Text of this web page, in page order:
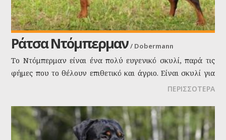
Ράτσα Ντόμπερμαν /Dobermann
Το Ντόμπερμαν είναι ένα πολύ ευγενικό σκυλί, παρά τις
φήμες που το θέλουν επιθετικό και άγριο. Είναι σκυλί για
οικογένειες, ενώ μπορεί να παίξει άνετα με μικρόσωμα
ΠΕΡΙΣΣΟΤΕΡΑ